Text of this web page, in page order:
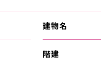
建物名
階建